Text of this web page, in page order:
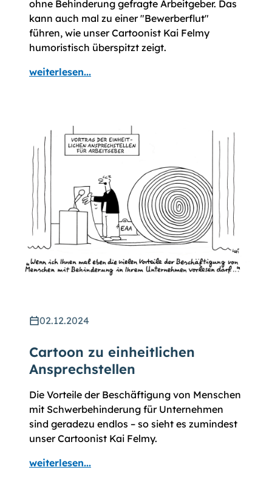
ohne Behinderung gefragte Arbeitgeber. Das
kann auch mal zu einer "Bewerberflut"
führen, wie unser Cartoonist Kai Felmy
humoristisch überspitzt zeigt.
weiterlesen...
02.12.2024
Cartoon zu einheitlichen
Ansprechstellen
Die Vorteile der Beschäftigung von Menschen
mit Schwerbehinderung für Unternehmen
sind geradezu endlos – so sieht es zumindest
unser Cartoonist Kai Felmy.
weiterlesen...